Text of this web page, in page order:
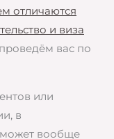
отличаются
и виза
вас по
или
в
может вообще